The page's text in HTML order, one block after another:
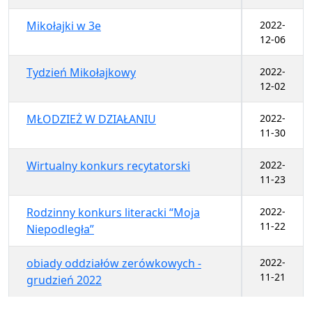
Mikołajki w 3e
2022-
12-06
Tydzień Mikołajkowy
2022-
12-02
MŁODZIEŻ W DZIAŁANIU
2022-
11-30
Wirtualny konkurs recytatorski
2022-
11-23
Rodzinny konkurs literacki “Moja
Niepodległa”
2022-
11-22
obiady oddziałów zerówkowych -
grudzień 2022
2022-
11-21